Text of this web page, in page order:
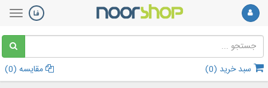
سبد خرید (0
) مقایسه (0
)